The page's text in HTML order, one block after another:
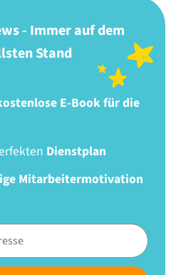
- Immer auf dem
Stand
E-Book für die
Dienstplan
Mitarbeitermotivation